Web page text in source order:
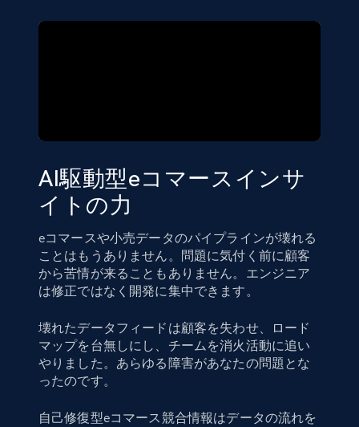
AI駆動型eコマースインサ
イトの力
eコマースや小売データのパイプラインが壊れる
ことはもうありません。問題に気付く前に顧客
から苦情が来ることもありません。エンジニア
は修正ではなく開発に集中できます。
壊れたデータフィードは顧客を失わせ、ロード
マップを台無しにし、チームを消火活動に追い
やりました。あらゆる障害があなたの問題とな
ったのです。
自己修復型eコマース競合情報はデータの流れを